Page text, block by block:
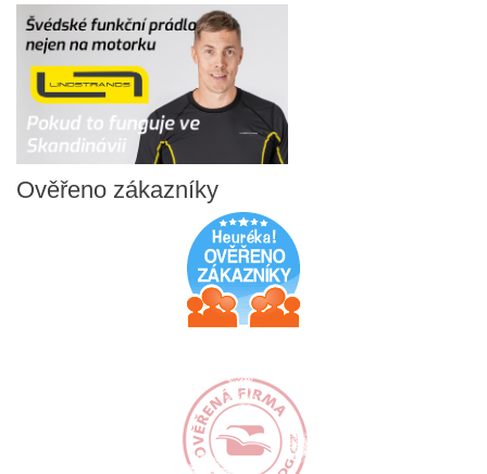
Ověřeno zákazníky